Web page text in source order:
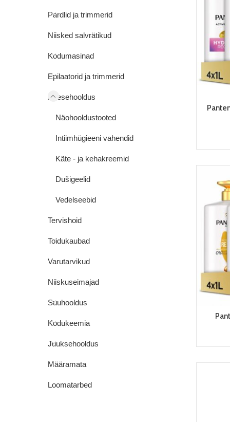
Pardlid ja trimmerid
Niisked salvrätikud
Kodumasinad
Epilaatorid ja trimmerid
Enesehooldus
Näohooldustooted
Intiimhügieeni vahendid
Käte - ja kehakreemid
Dušigeelid
Vedelseebid
Tervishoid
Toidukaubad
Varutarvikud
Niiskuseimajad
Suuhooldus
Kodukeemia
Juuksehooldus
Määramata
Loomatarbed